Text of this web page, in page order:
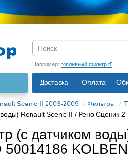
Например: топливный фильтр t5
Доставка Оплата
О нас
Scenic II 2003-2009 Фильтры
Renault Scenic II / Рено Сценик
Язык магазина
(с датчиком